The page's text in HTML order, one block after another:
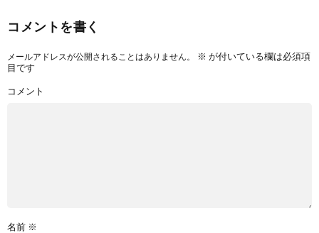
コメントを書く
メールアドレスが公開されることはありません。 ※ が付いている欄は必須項
目です
コメント
名前 ※